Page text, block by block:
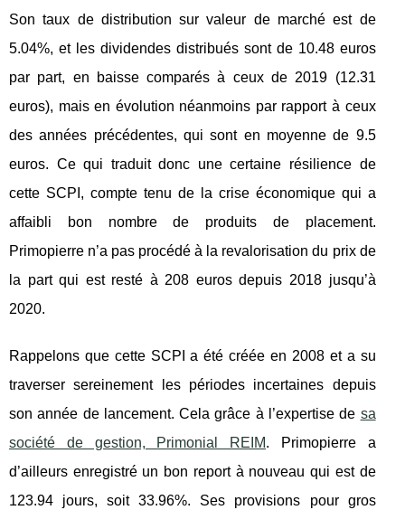
Son taux de distribution sur valeur de marché est de
5.04%, et les dividendes distribués sont de 10.48 euros
par part, en baisse comparés à ceux de 2019 (12.31
euros), mais en évolution néanmoins par rapport à ceux
des années précédentes, qui sont en moyenne de 9.5
euros. Ce qui traduit donc une certaine résilience de
cette SCPI, compte tenu de la crise économique qui a
affaibli bon nombre de produits de placement.
Primopierre n’a pas procédé à la revalorisation du prix de
la part qui est resté à 208 euros depuis 2018 jusqu’à
2020.
Rappelons que cette SCPI a été créée en 2008 et a su
traverser sereinement les périodes incertaines depuis
son année de lancement. Cela grâce à l’expertise de sa
société de gestion, Primonial REIM. Primopierre a
d’ailleurs enregistré un bon report à nouveau qui est de
123.94 jours, soit 33.96%. Ses provisions pour gros